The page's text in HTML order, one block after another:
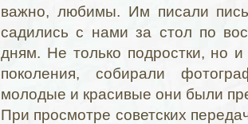
важно, любимы. Им писали
садились с нами за стол по
дням. Не только подростки, но и
поколения, собирали
молодые и красивые они были
При просмотре советских